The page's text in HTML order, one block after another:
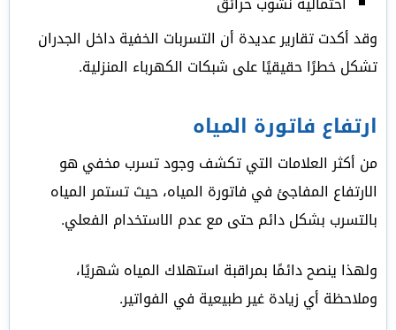
وقد أكدت تقارير عديدة أن التسربات الخفية داخل الجدران
تشكل خطرًا حقيقيًا على شبكات الكهرباء المنزلية.
ارتفاع فاتورة المياه
من أكثر العلامات التي تكشف وجود تسرب مخفي هو
الارتفاع المفاجئ في فاتورة المياه، حيث تستمر المياه
بالتسرب بشكل دائم حتى مع عدم الاستخدام الفعلي.
ولهذا ينصح دائمًا بمراقبة استهلاك المياه شهريًا،
وملاحظة أي زيادة غير طبيعية في الفواتير.